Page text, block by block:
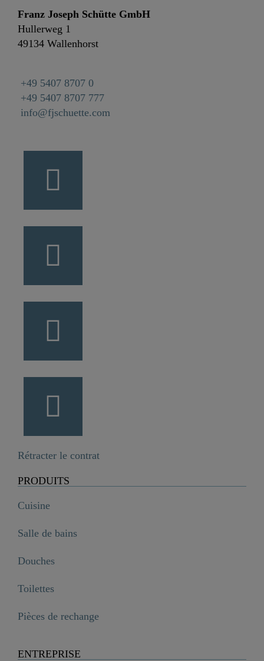
Franz Joseph Schütte GmbH
Hullerweg 1
49134 Wallenhorst
+49 5407 8707 0
+49 5407 8707 777
info@fjschuette.com
Rétracter le contrat
PRODUITS
Cuisine
Salle de bains
Douches
Toilettes
Pièces de rechange
ENTREPRISE